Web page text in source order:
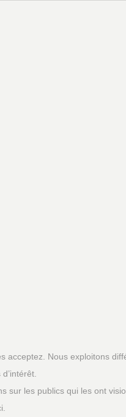
acceptez. Nous exploitons
sur les publics qui les ont